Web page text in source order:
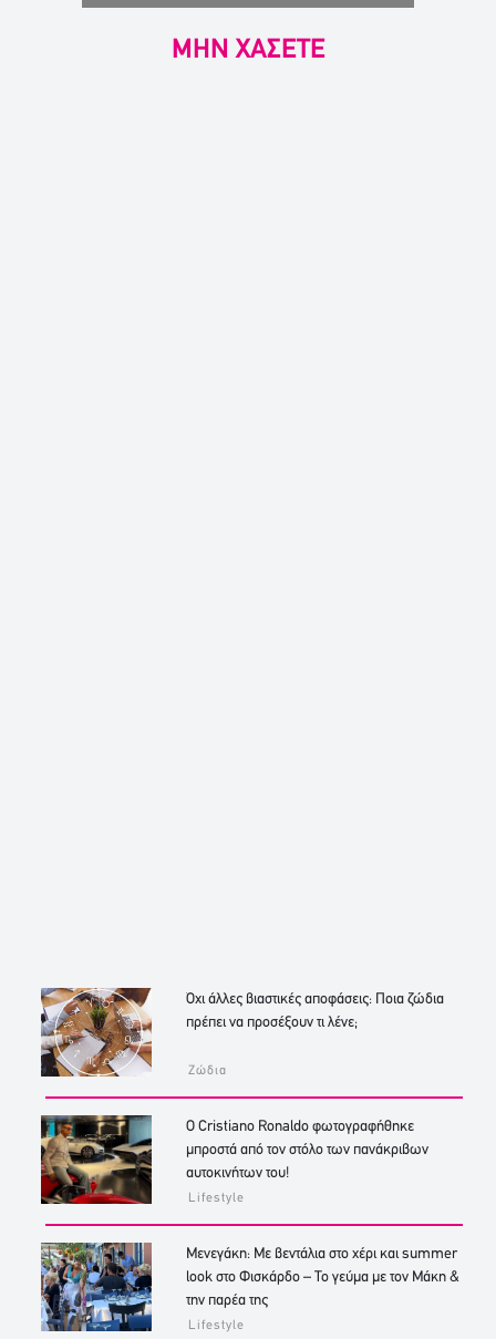
ΜΗΝ ΧΑΣΕΤΕ
Όχι άλλες βιαστικές αποφάσεις: Ποια ζώδια
πρέπει να προσέξουν τι λένε;
Ζώδια
Ο Cristiano Ronaldo φωτογραφήθηκε
μπροστά από τον στόλο των πανάκριβων
αυτοκινήτων του!
Lifestyle
Μενεγάκη: Με βεντάλια στο χέρι και summer
look στο Φισκάρδο – Το γεύμα με τον Μάκη &
την παρέα της
Lifestyle